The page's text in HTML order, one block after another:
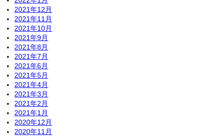
2021年12月
2021年11月
2021年10月
2021年9月
2021年8月
2021年7月
2021年6月
2021年5月
2021年4月
2021年3月
2021年2月
2021年1月
2020年12月
2020年11月